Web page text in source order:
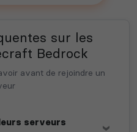
sur les
Bedrock
avant de rejoindre un
serveurs